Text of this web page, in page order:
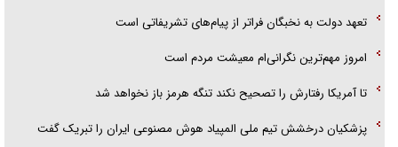
تعهد دولت به نخبگان فراتر از پیام‎‌های تشریفاتی است
امروز مهم‌ترین نگرانی‌ام معیشت مردم است
تا آمریکا رفتارش را تصحیح نکند تنگه هرمز باز نخواهد شد
پزشکیان درخشش تیم ملی المپیاد هوش مصنوعی ایران را تبریک گفت